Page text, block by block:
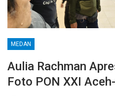
MEDAN
Aulia Rachman
Foto PON XXI